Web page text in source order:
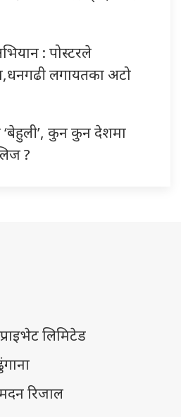
: पोस्टरले
लगायतका अटो
‘बेहुली’, कुन कुन देशमा
?
लिमिटेड
रिजाल